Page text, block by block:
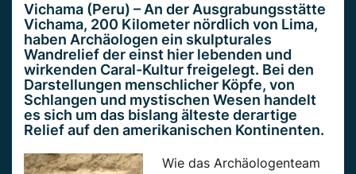
Vichama (Peru) – An der Ausgrabungsstätte
Vichama, 200 Kilometer nördlich von Lima,
haben Archäologen ein skulpturales
Wandrelief der einst hier lebenden und
wirkenden Caral-Kultur freigelegt. Bei den
Darstellungen menschlicher Köpfe, von
Schlangen und mystischen Wesen handelt
es sich um das bislang älteste derartige
Relief auf den amerikanischen Kontinenten.
Wie das Archäologenteam